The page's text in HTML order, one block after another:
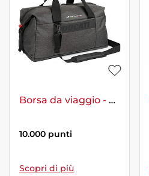
Borsa da viaggio - Urban
10.000 punti
Scopri di più